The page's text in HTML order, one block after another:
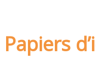
Papiers